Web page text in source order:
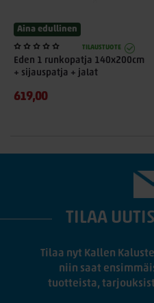
Aina edullinen
TILAUSTUOTE
Eden 1 runkopatja 140x200cm
+ sijauspatja + jalat
619,00
TILAA
Tilaa nyt Kallen
niin saat
tuotteista,